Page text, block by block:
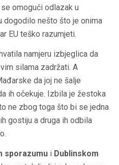
omogući odlazak u
dogodilo nešto što je onima
EU teško razumjeti.
namjeru izbjeglica da
silama zadržati. A
da joj ne šalje
ih očekuje. Izbila je žestoka
ne zbog toga što bi se jedna
gostiju a druga ih odbila
sporazumu i Dublinskom